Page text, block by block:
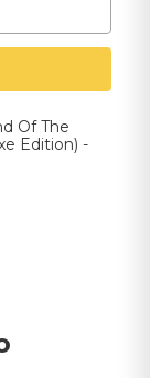
Of The
Edition) -